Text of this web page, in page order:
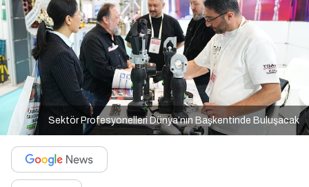
Sektör Profesyonelleri Dünya’nın Başkentinde Buluşacak